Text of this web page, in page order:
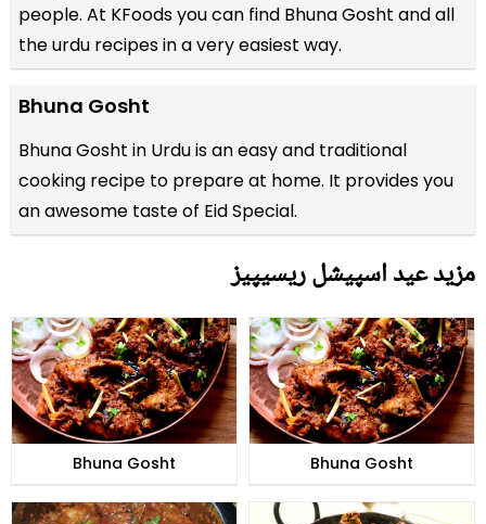
people. At KFoods you can find Bhuna Gosht and all
theurdu recipesin a very easiest way.
Bhuna Gosht
Bhuna Gosht in Urdu is an easy and traditional
cooking recipe to prepare at home. It provides you
an awesome taste of Eid Special.
مزید عید اسپیشل ریسیپیز
Bhuna Gosht Bhuna Gosht